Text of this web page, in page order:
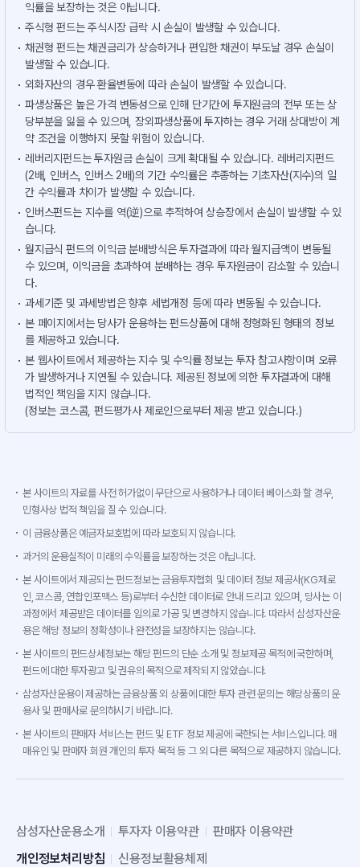
익률을 보장하는 것은 아닙니다.
주식형 펀드는 주식시장 급락 시 손실이 발생할 수 있습니다.
채권형 펀드는 채권금리가 상승하거나 편입한 채권이 부도날 경우 손실이
발생할 수 있습니다.
외화자산의 경우 환율변동에 따라 손실이 발생할 수 있습니다.
파생상품은 높은 가격 변동성으로 인해 단기간에 투자원금의 전부 또는 상
당부분을 잃을 수 있으며, 장외파생상품에 투자하는 경우 거래 상대방이 계
약 조건을 이행하지 못할 위험이 있습니다.
레버리지펀드는 투자원금 손실이 크게 확대될 수 있습니다. 레버리지펀드
(2배, 인버스, 인버스 2배)의 기간 수익률은 추종하는 기초자산(지수)의 일
간 수익률과 차이가 발생할 수 있습니다.
인버스펀드는 지수를 역(逆)으로 추적하여 상승장에서 손실이 발생할 수 있
습니다.
월지급식 펀드의 이익금 분배방식은 투자결과에 따라 월지급액이 변동될
수 있으며, 이익금을 초과하여 분배하는 경우 투자원금이 감소할 수 있습니
다.
과세기준 및 과세방법은 향후 세법개정 등에 따라 변동될 수 있습니다.
본 페이지에서는 당사가 운용하는 펀드상품에 대해 정형화된 형태의 정보
를 제공하고 있습니다.
본 웹사이트에서 제공하는 지수 및 수익률 정보는 투자 참고사항이며 오류
가 발생하거나 지연될 수 있습니다. 제공된 정보에 의한 투자결과에 대해
법적인 책임을 지지 않습니다.
(정보는 코스콤, 펀드평가사 제로인으로부터 제공 받고 있습니다.)
본 사이트의 자료를 사전 허가없이 무단으로 사용하거나 데이터 베이스화 할 경우,
민형사상 법적 책임을 질 수 있습니다.
이 금융상품은 예금자보호법에 따라 보호되지 않습니다.
과거의 운용실적이 미래의 수익률을 보장하는 것은 아닙니다.
본 사이트에서 제공되는 펀드정보는 금융투자협회 및 데이터 정보 제공사(KG제로
인, 코스콤, 연합인포맥스 등)로부터 수신한 데이터로 안내 드리고 있으며, 당사는 이
과정에서 제공받은 데이터를 임의로 가공 및 변경하지 않습니다. 따라서 삼성자산운
용은 해당 정보의 정확성이나 완전성을 보장하지는 않습니다.
본 사이트의 펀드상세정보는 해당 펀드의 단순 소개 및 정보제공 목적에 국한하며,
펀드에 대한 투자광고 및 권유의 목적으로 제작되지 않았습니다.
삼성자산운용이 제공하는 금융상품 외 상품에 대한 투자 관련 문의는 해당상품의 운
용사 및 판매사로 문의하시기 바랍니다.
본 사이트의 판매자 서비스는 펀드 및 ETF 정보 제공에 국한되는 서비스입니다. 매
매유인 및 판매자 회원 개인의 투자 목적 등 그 외 다른 목적으로 제공하지 않습니다.
삼성자산운용소개 투자자 이용약관
판매자 이용약관
개인정보처리방침
신용정보활용체제